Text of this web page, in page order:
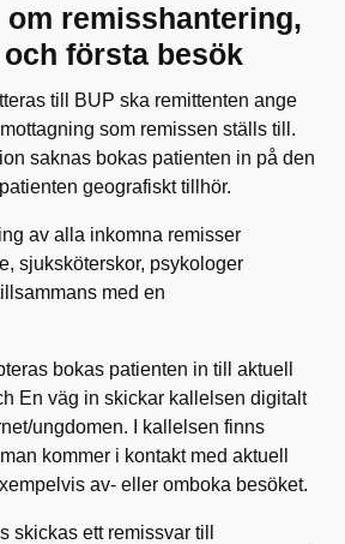
remisshantering,
första besök
till BUP ska remittenten ange
som remissen ställs till.
saknas bokas patienten in på den
geografiskt tillhör.
av alla inkomna remisser
sjuksköterskor, psykologer
med en
bokas patienten in till aktuell
En väg in skickar kallelsen digitalt
ungdomen. I kallelsen finns
kommer i kontakt med aktuell
av- eller omboka besöket.
skickas ett remissvar till